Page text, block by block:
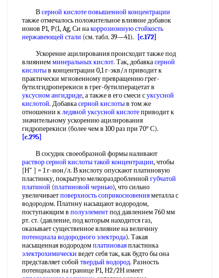
Всерной кислотеповышенной концентрации
также отмечалось положительное влияние добавок
ионов Р1, Р(1, Ag, Си накоррозионную стойкость
нержавеющей стали (см. табл. 39—41).
[c.172]
Ускорение ацилирования происходит также под
влияниемминеральных кислот. Так, добавкасерной
кислотыв концентрации 0,1 г-экв/л приводит к
практически мгновенному превращению грег-
бутилгидроперекиси в грег-бутилперацетат в
уксусном ангидриде, а также в его смеси суксусной
кислотой. Добавкасерной кислотыв том же
отношении кледяной уксусной кислотеприводит к
значительному ускорению ацилирования
гидроперекиси (более чем в 100 раз при 70° С).
[c.295]
В сосудик своеобразной формы наливают
раствор серной кислотытакой концентрации, чтобы
[Н" ] = 1 г-ион/л. В кислоту опускают платиновую
пластинку, покрытую мелкораздробленной губчатой
платиной (платиновой чернью), что сильно
увеличиваетповерхность соприкосновенияметалла с
водородом. Платину насыщают водородом,
поступающим в полуэлементпод давлением 760 мм
рт. ст. (давление, под которым находится газ,
оказывает существенное влияние на величину
потенциала водородного электрода). Такая
насыщенная водородомплатиноваяпластинка
электрохимически ведет себя так, как будто бы она
представляет собой твердый водород. Разность
потенциалов на границе Р1, Н2/2Н имеет